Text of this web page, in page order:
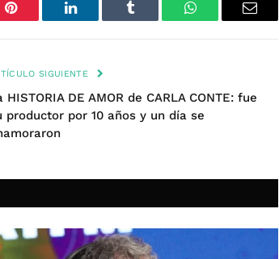
Pinterest LinkedIn Tumblr WhatsAppEmail
SIGUIENTE
HISTORIA DE AMOR de CARLA CONTE: fue
productor por 10 años y un día se